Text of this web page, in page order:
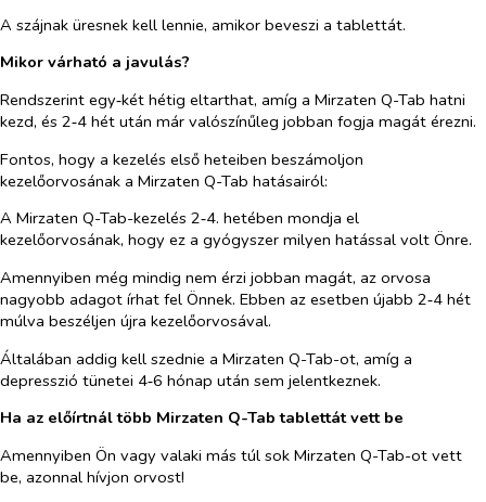
A szájnak üresnek kell lennie, amikor beveszi a tablettát.
Mikor várható a javulás?
Rendszerint egy‑két hétig eltarthat, amíg a Mirzaten Q-Tab hatni
kezd, és 2‑4 hét után már valószínűleg jobban fogja magát érezni.
Fontos, hogy a kezelés első heteiben beszámoljon
kezelőorvosának a Mirzaten Q-Tab hatásairól:
A Mirzaten Q-Tab-kezelés 2‑4. hetében mondja el
kezelőorvosának, hogy ez a gyógyszer milyen hatással volt Önre.
Amennyiben még mindig nem érzi jobban magát, az orvosa
nagyobb adagot írhat fel Önnek. Ebben az esetben újabb 2‑4 hét
múlva beszéljen újra kezelőorvosával.
Általában addig kell szednie a Mirzaten Q-Tab-ot, amíg a
depresszió tünetei 4‑6 hónap után sem jelentkeznek.
Ha az előírtnál több Mirzaten Q-Tab tablettát vett be
Amennyiben Ön vagy valaki más túl sok Mirzaten Q-Tab-ot vett
be, azonnal hívjon orvost!